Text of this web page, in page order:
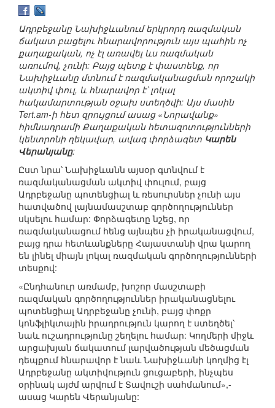
Ադրբեջանը Նախիջևանում երկրորդ ռազմական
ճակատ բացելու հնարավորություն այս պահին ոչ
քաղաքական, ոչ էլ առավել ևս ռազմական
առումով, չունի: Բայց պետք է փաստենք, որ
Նախիջևանը մտնում է ռազմականացման որոշակի
ակտիվ փուլ, և հնարավոր է՝ լոկալ
հակամարտության օջախ ստեղծվի: Այս մասին
Tert.am-ի հետ զրույցում ասաց «Նորավանք»
հիմնադրամի Քաղաքական հետազոտությունների
կենտրոնի ղեկավար, ավագ փորձագետ Կարեն
Վերանյանը:
Ըստ նրա՝ Նախիջևանն այսօր գտնվում է
ռազմականացման ակտիվ փուլում, բայց
Ադրբեջանը պոտենցիալ և ռեսուրսներ չունի այս
հատվածով լայնամասշտաբ գործողություններ
սկսելու համար: Փորձագետը նշեց, որ
ռազմականացում հենց այնպես չի իրականացվում,
բայց դրա հետևանքները Հայաստանի վրա կարող
են լինել միայն լոկալ ռազմական գործողությունների
տեսքով:
«Ընդհանուր առմամբ, խոշոր մասշտաբի
ռազմական գործողություններ իրականացնելու
պոտենցիալ Ադրբեջանը չունի, բայց փոքր
կոնֆլիկտային իրադրություն կարող է ստեղծել՝
նաև ուշադրությունը շեղելու համար: Կողմերի միջև
արցախյան ճակատում լարվածության մեծացման
դեպքում հնարավոր է նաև Նախիջևանի կողմից էլ
Ադրբեջանը ակտիվություն ցուցաբերի, ինչպես
օրինակ այժմ արվում է Տավուշի սահմանում»,-
ասաց Կարեն Վերանյանը: